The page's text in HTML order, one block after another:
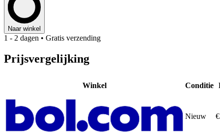
Naar winkel
1 - 2 dagen • Gratis verzending
Prijsvergelijking
Winkel Conditie
Nieuw